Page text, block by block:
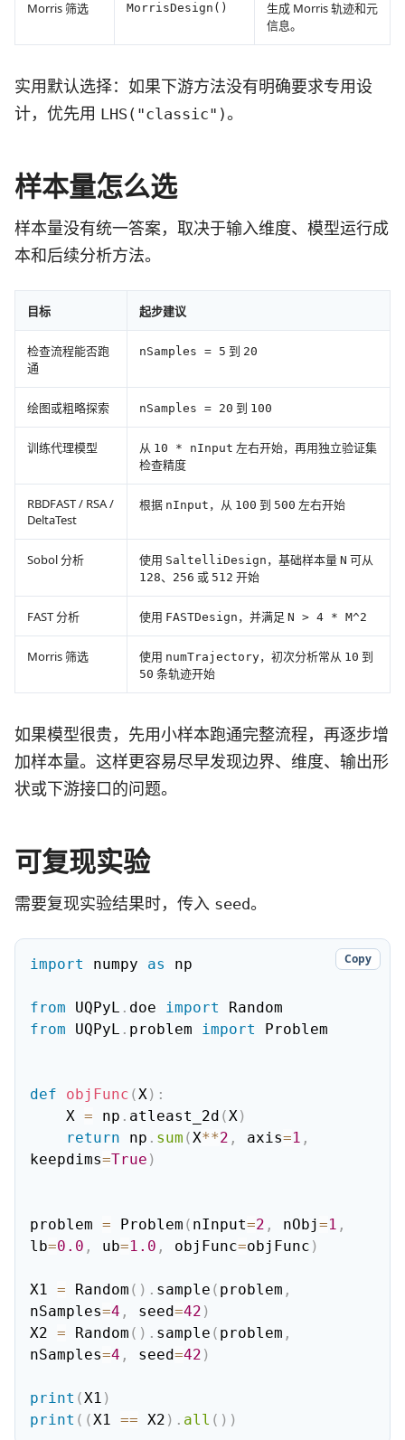
Morris 筛选 MorrisDesign()
生成 Morris 轨迹和元
信息。
实用默认选择：如果下游方法没有明确要求专用设
计，优先用 LHS("classic")。
样本量怎么选
样本量没有统一答案，取决于输入维度、模型运行成
本和后续分析方法。
目标 起步建议
检查流程能否跑
通
nSamples = 5 到 20
绘图或粗略探索 nSamples = 20 到 100
训练代理模型 从 10 * nInput 左右开始，再用独立验证集
检查精度
RBDFAST / RSA /
DeltaTest
根据 nInput ，从 100 到 500 左右开始
Sobol 分析 使用 SaltelliDesign ，基础样本量 N 可从
128、 256 或 512 开始
FAST 分析 使用 FASTDesign ，并满足 N > 4 * M^2
Morris 筛选 使用 numTrajectory，初次分析常从 10 到
50 条轨迹开始
如果模型很贵，先用小样本跑通完整流程，再逐步增
加样本量。这样更容易尽早发现边界、维度、输出形
状或下游接口的问题。
可复现实验
需要复现实验结果时，传入 seed。
import numpy as np
from UQPyL . doe import
from UQPyL . problem import Problem
def objFunc (X) :
    X
= np . atleast_2d (X)
return np . sum (X**2 , axis=1 ,
keepdims=True )
problem = Problem ( nInput=2 , nObj=1 ,
lb=0.0 , ub=1.0 , objFunc=objFunc )
X1 = Random ( ) . sample ( problem ,
nSamples=4 , seed=42 )
X2 = Random ( ) . sample ( problem ,
nSamples=4 , seed=42 )
print (X1 )
print ( (X1 == X2 ) . all ( ) )
Copy